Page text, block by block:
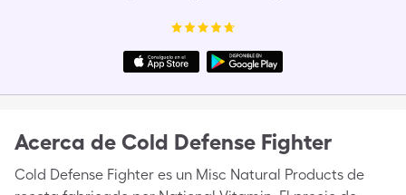
Acerca de Cold Defense Fighter
Cold Defense Fighter es un Misc Natural Products de